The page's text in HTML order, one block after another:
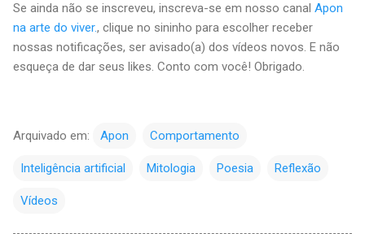
Se ainda não se inscreveu, inscreva-se em nosso canal Apon
na arte do viver., clique no sininho para escolher receber
nossas notificações, ser avisado(a) dos vídeos novos. E não
esqueça de dar seus likes. Conto com você! Obrigado.
Arquivado em: Apon Comportamento
Inteligência artificial Mitologia Poesia Reflexão
Vídeos